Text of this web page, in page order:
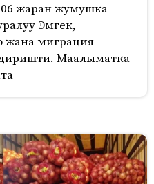
жаран жумушка
Эмгек,
жана миграция
Маалыматка